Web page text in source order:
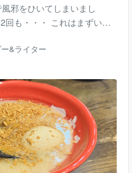
邪をひいてしまいまし
回も・・・ これはまずいと
クを食え！』と言われたこ
ことにしました。 ニンニク
ーメンに行くこと。 こちら
をコンセプトにしているラ
をひいてしまった私にとっ
（笑） オーソドックスな百
ピングすれば
&ライター